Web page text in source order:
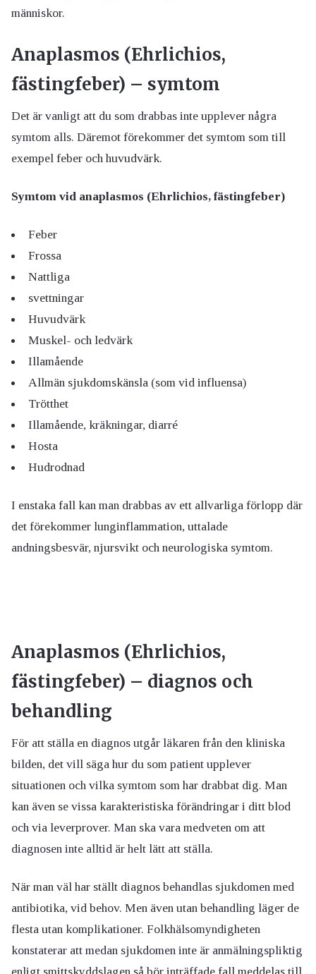
människor.
Anaplasmos (Ehrlichios,
fästingfeber) – symtom
Det är vanligt att du som drabbas inte upplever några
symtom alls. Däremot förekommer det symtom som till
exempel feber och huvudvärk.
Symtom vid anaplasmos (Ehrlichios, fästingfeber)
Feber
Frossa
Nattliga
svettningar
Huvudvärk
Muskel- och ledvärk
Illamående
Allmän sjukdomskänsla (som vid influensa)
Trötthet
Illamående, kräkningar, diarré
Hosta
Hudrodnad
I enstaka fall kan man drabbas av ett allvarliga förlopp där
det förekommer lunginflammation, uttalade
andningsbesvär, njursvikt och neurologiska symtom.
Anaplasmos (Ehrlichios,
fästingfeber) – diagnos och
behandling
För att ställa en diagnos utgår läkaren från den kliniska
bilden, det vill säga hur du som patient upplever
situationen och vilka symtom som har drabbat dig. Man
kan även se vissa karakteristiska förändringar i ditt blod
och via leverprover. Man ska vara medveten om att
diagnosen inte alltid är helt lätt att ställa.
När man väl har ställt diagnos behandlas sjukdomen med
antibiotika, vid behov. Men även utan behandling läger de
flesta utan komplikationer. Folkhälsomyndigheten
konstaterar att medan sjukdomen inte är anmälningspliktig
enligt smittskyddslagen så bör inträffade fall meddelas till